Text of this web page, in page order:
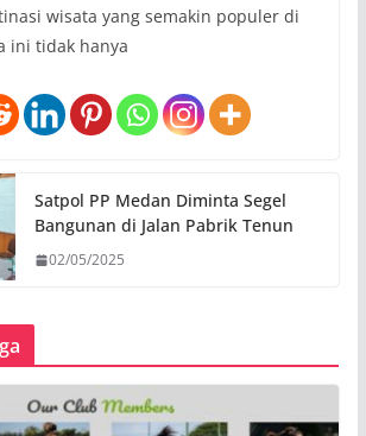
wisata yang semakin populer di
ini tidak hanya
Satpol PP Medan Diminta Segel
Bangunan di Jalan Pabrik Tenun
02/05/2025